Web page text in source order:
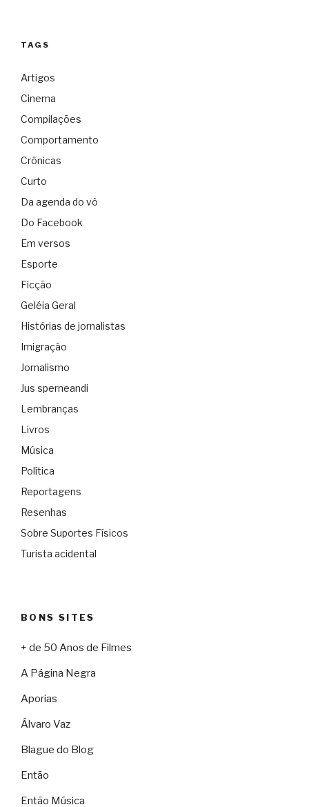
TAGS
Artigos
Cinema
Compilações
Comportamento
Crônicas
Curto
Da agenda do vô
Do Facebook
Em versos
Esporte
Ficção
Geléia Geral
Histórias de jornalistas
Imigração
Jornalismo
Jus sperneandi
Lembranças
Livros
Música
Política
Reportagens
Resenhas
Sobre Suportes Físicos
Turista acidental
BONS SITES
+ de 50 Anos de Filmes
A Página Negra
Aporias
Álvaro Vaz
Blague do Blog
Então
Então Música